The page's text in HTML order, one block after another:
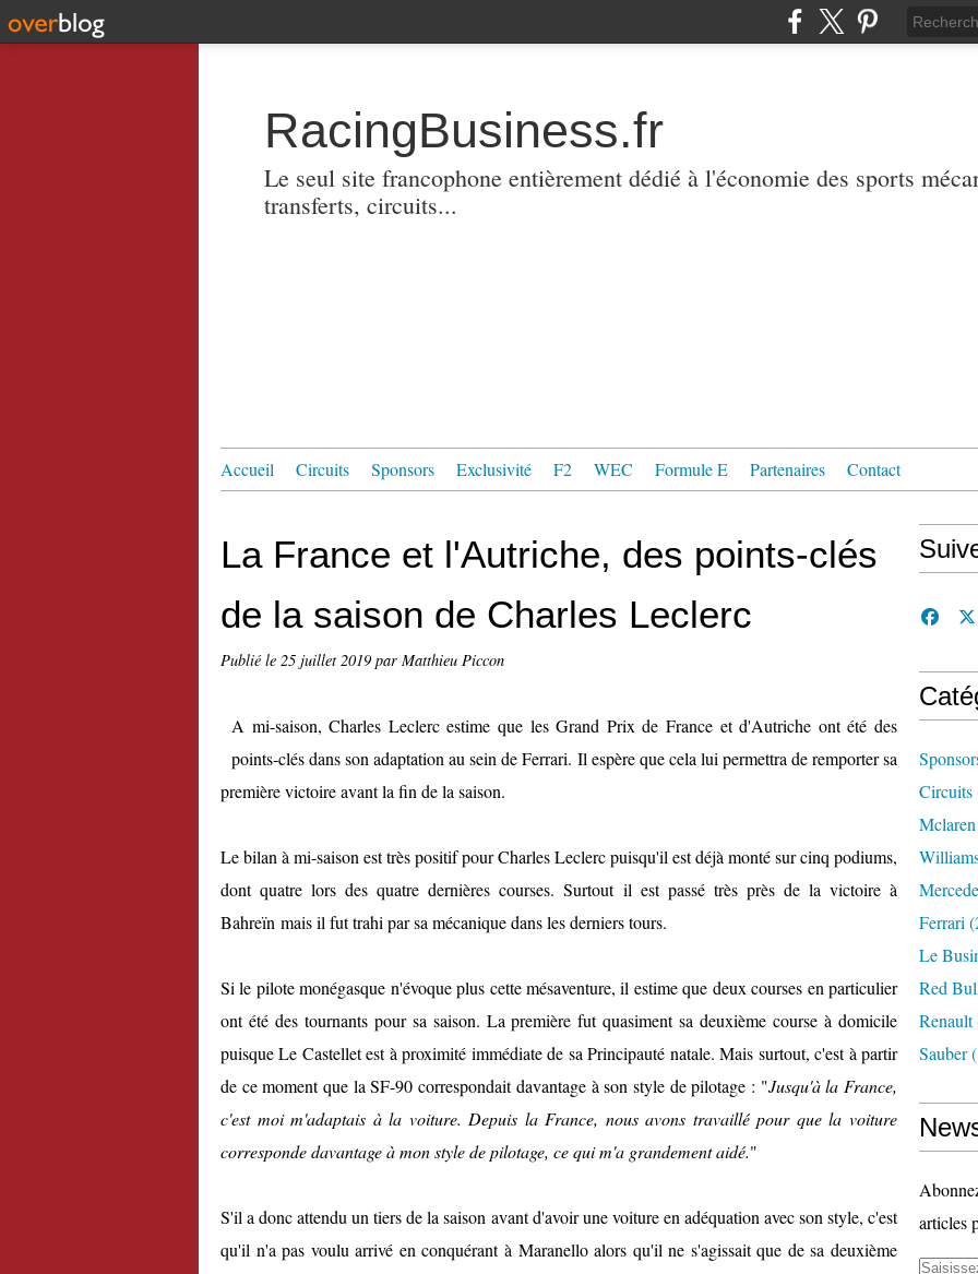
RacingBusiness.fr
Le seul site francophone entièrement dédié à l'économie des sports
transferts, circuits...
Accueil Circuits Sponsors Exclusivité F2 WEC Formule E Partenaires Contact
La France et l'Autriche, des points-clés
de la saison de Charles Leclerc
Publié le 25 juillet 2019 par Matthieu Piccon
A mi-saison, Charles Leclerc estime que les Grand Prix de France et d'Autriche ont été des
points-clés dans son adaptation au sein de Ferrari. Il espère que cela lui permettra de remporter sa
première victoire avant la fin de la saison.
Le bilan à mi-saison est très positif pour Charles Leclerc puisqu'il est déjà monté sur cinq podiums,
dont quatre lors des quatre dernières courses. Surtout il est passé très près de la victoire à
Bahreïn mais il fut trahi par sa mécanique dans les derniers tours.
Si le pilote monégasque n'évoque plus cette mésaventure, il estime que deux courses en particulier
ont été des tournants pour sa saison. La première fut quasiment sa deuxième course à domicile
puisque Le Castellet est à proximité immédiate de sa Principauté natale. Mais surtout, c'est à partir
de ce moment que la SF-90 correspondait davantage à son style de pilotage : "Jusqu'à la France,
c'est moi m'adaptais à la voiture. Depuis la France, nous avons travaillé pour que la voiture
corresponde davantage à mon style de pilotage, ce qui m'a grandement aidé."
S'il a donc attendu un tiers de la saison avant d'avoir une voiture en adéquation avec son style, c'est
qu'il n'a pas voulu arrivé en conquérant à Maranello alors qu'il ne s'agissait que de sa deuxième
Circuits
Mclaren
Ferrari
Le
Red
Renault
Sauber
articles